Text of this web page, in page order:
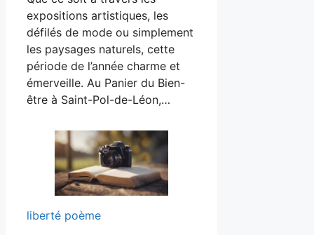
expositions artistiques, les
défilés de mode ou simplement
les paysages naturels, cette
période de l’année charme et
émerveille. Au Panier du Bien-
être à Saint-Pol-de-Léon,…
liberté poème